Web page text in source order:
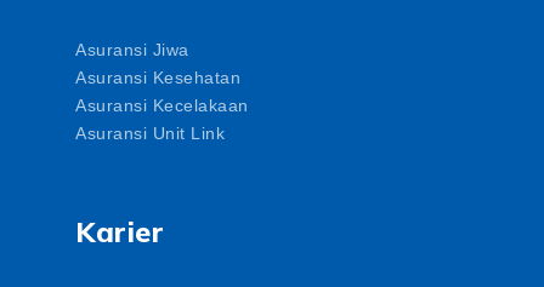
Asuransi Jiwa
Asuransi Kesehatan
Asuransi Kecelakaan
Asuransi Unit Link
Karier